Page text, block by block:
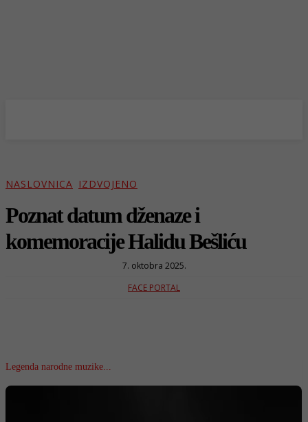
NASLOVNICA IZDVOJENO
Poznat datum dženaze i
komemoracije Halidu Bešliću
7. oktobra 2025.
FACE PORTAL
Legenda narodne muzike...